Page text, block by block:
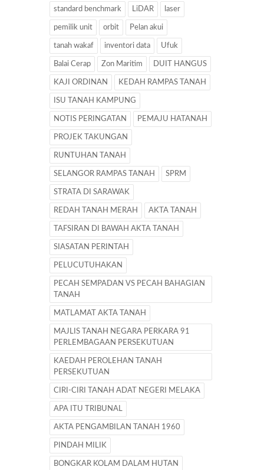
standard benchmark LiDAR laser
pemilik unit orbit Pelan akui
tanah wakaf inventori data Ufuk
Balai Cerap Zon Maritim DUIT HANGUS
KAJI ORDINAN KEDAH RAMPAS TANAH
ISU TANAH KAMPUNG
NOTIS PERINGATAN PEMAJU HATANAH
PROJEK TAKUNGAN
RUNTUHAN TANAH
SELANGOR RAMPAS TANAH SPRM
STRATA DI SARAWAK
REDAH TANAH MERAH AKTA TANAH
TAFSIRAN DI BAWAH AKTA TANAH
SIASATAN PERINTAH
PELUCUTUHAKAN
PECAH SEMPADAN VS PECAH BAHAGIAN
TANAH
MATLAMAT AKTA TANAH
MAJLIS TANAH NEGARA PERKARA 91
PERLEMBAGAAN PERSEKUTUAN
KAEDAH PEROLEHAN TANAH
PERSEKUTUAN
CIRI-CIRI TANAH ADAT NEGERI MELAKA
APA ITU TRIBUNAL
AKTA PENGAMBILAN TANAH 1960
PINDAH MILIK
BONGKAR KOLAM DALAM HUTAN